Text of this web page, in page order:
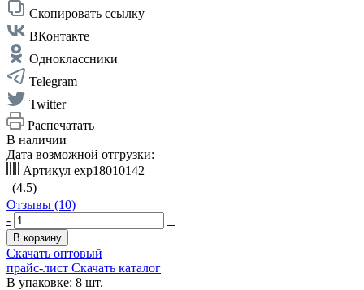
Скопировать ссылку
ВКонтакте
Одноклассники
Telegram
Twitter
Распечатать
В наличии
Дата возможной отгрузки:
Артикул exp18010142
(4.5)
Отзывы (10)
-
+
В корзину
Скачать оптовый
прайс-лист Скачать каталог
В упаковке: 8 шт.